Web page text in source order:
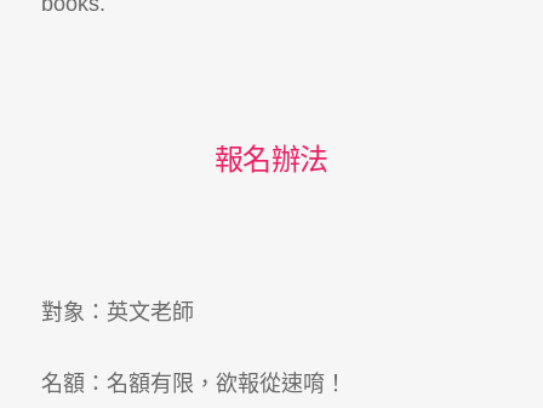
報名辦法
對象：英文老師
名額：名額有限，欲報從速唷！